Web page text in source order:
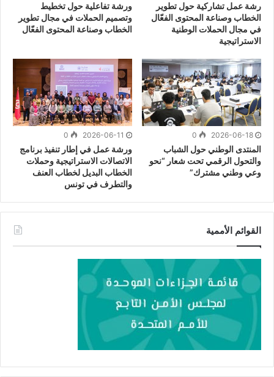
رشة عمل تشاركية حول تطوير
الخطاب وصناعة المحتوى الفعّال
في مجال الحملات الوطنية
الاستراتيجية
ورشة تفاعلية حول تخطيط
وتصميم الحملات في مجال تطوير
الخطاب وصناعة المحتوى الفعّال
2026-06-18
0
المنتدى الوطني حول الشباب
والتحول الرقمي تحت شعار “نحو
وعي وطني مشترك”
2026-06-11
0
ورشة عمل في إطار تنفيذ برنامج
الاتصالات الاستراتيجية وحملات
الخطاب البديل لخطاب العنف
والتطرف في تونس
القوائم الأممية